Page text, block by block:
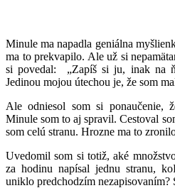
Minule ma napadla geniálna
ma to prekvapilo. Ale už si
si povedal: „Zapíš si ju, inak na
Jedinou mojou útechou je, že som
Ale odniesol som si ponaučenie,
Minule som to aj spravil. Cestoval
som celú stranu. Hrozne ma to
Uvedomil som si totiž, aké
za hodinu napísal jednu stranu,
uniklo predchodzím nezapisovaním?